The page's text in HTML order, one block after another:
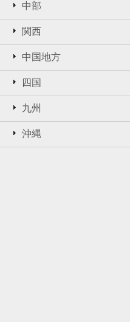
中部
関西
中国地方
四国
九州
沖縄